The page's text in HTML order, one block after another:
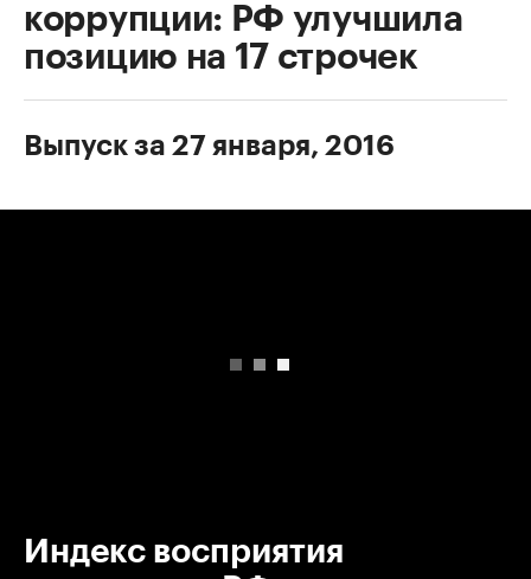
коррупции: РФ улучшила
позицию на 17 строчек
Выпуск за 27 января, 2016
Индекс восприятия